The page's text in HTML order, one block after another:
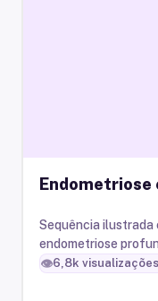
Endometriose
Sequência ilustrada
endometriose
👁️6,8k visualizações